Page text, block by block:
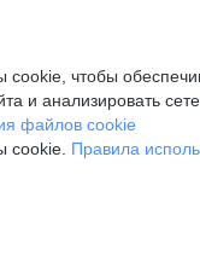
чтобы
и анализировать
файлов cookie
cookie. Правила